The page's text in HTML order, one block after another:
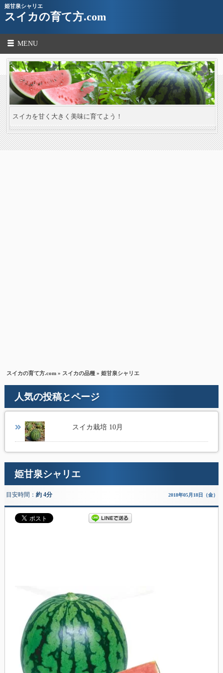
姫甘泉シャリエ
スイカの育て方.com
MENU
スイカを甘く大きく美味に育てよう！
スイカの育て方.com » スイカの品種 » 姫甘泉シャリエ
人気の投稿とページ
スイカ栽培 10月
姫甘泉シャリエ
目安時間： 約 4分 2018年05月18日（金）